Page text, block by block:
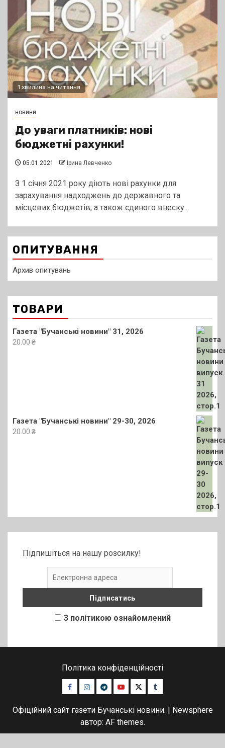
1 хвилина на читання
новини
До уваги платників: нові
бюджетні рахунки!
05.01.2021 Ірина Левченко
З 1 січня 2021 року діють нові рахунки для
зарахування надходжень до державного та
місцевих бюджетів, а також єдиного внеску...
ОПИТУВАННЯ
Архив опитувань
ТОВАРИ
Газета "Бучанські новини" 31, 2026
20.00 ₴
Газета "Бучанські новини" 29-30, 2026
20.00 ₴
Підпишіться на нашу розсилку!
З політикою ознайомлений
Політика конфіденційності
Facebook
Instagram
TelegramYoutubeTwitterTumblr
Офіційний сайт газети Бучанські новини.
Newsphere
автор: AF themes.